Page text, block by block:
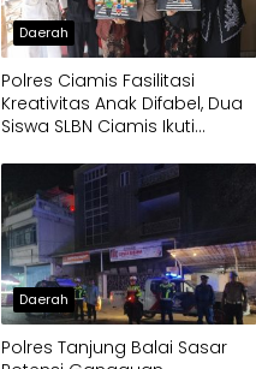
Daerah
Polres Ciamis Fasilitasi
Kreativitas Anak Difabel, Dua
Siswa SLBN Ciamis Ikuti
Mabes Polri
Daerah
Polres Tanjung Balai Sasar